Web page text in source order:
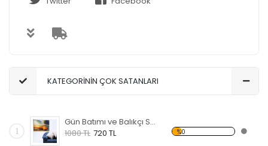
KATEGORİNİN ÇOK SATANLARI
1
Gün Batımı ve Balıkçı Sandalı Forex Tablo
1080 TL 720 TL %0